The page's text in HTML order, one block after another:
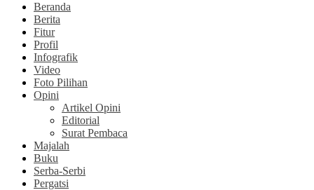
Beranda
Berita
Fitur
Profil
Infografik
Video
Foto Pilihan
Opini
Artikel Opini
Editorial
Surat Pembaca
Majalah
Buku
Serba-Serbi
Pergatsi